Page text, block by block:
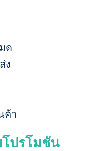
ด
ง
ค้า
โปรโมชัน